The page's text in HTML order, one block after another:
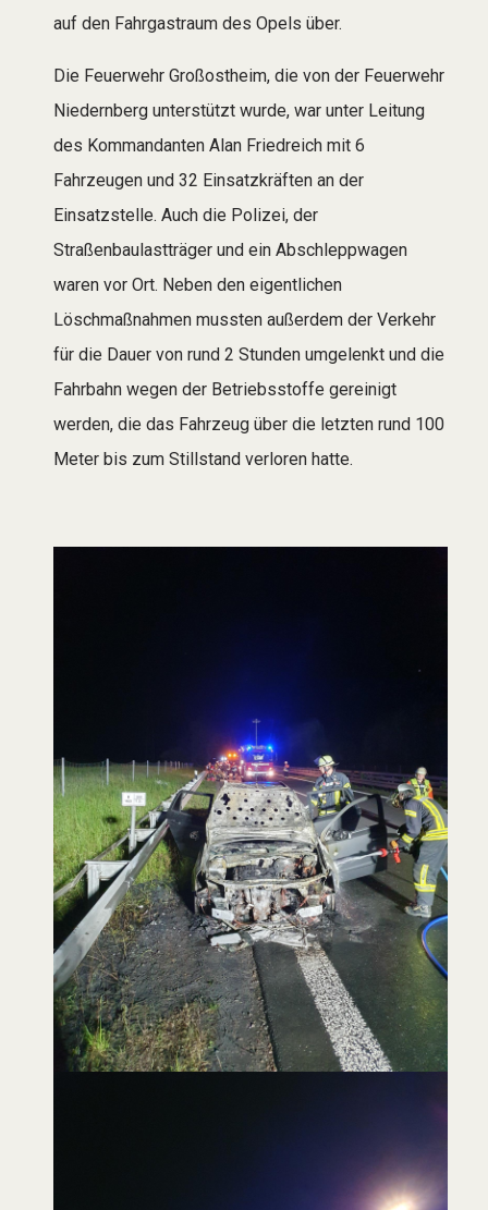
auf den Fahrgastraum des Opels über.
Die Feuerwehr Großostheim, die von der Feuerwehr
Niedernberg unterstützt wurde, war unter Leitung
des Kommandanten Alan Friedreich mit 6
Fahrzeugen und 32 Einsatzkräften an der
Einsatzstelle. Auch die Polizei, der
Straßenbaulastträger und ein Abschleppwagen
waren vor Ort. Neben den eigentlichen
Löschmaßnahmen mussten außerdem der Verkehr
für die Dauer von rund 2 Stunden umgelenkt und die
Fahrbahn wegen der Betriebsstoffe gereinigt
werden, die das Fahrzeug über die letzten rund 100
Meter bis zum Stillstand verloren hatte.